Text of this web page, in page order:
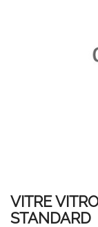
VITRE
STANDARD